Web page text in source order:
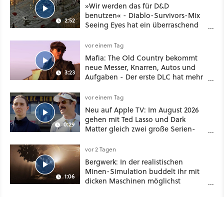
2:52
»Wir werden das für D&D
benutzen« - Diablo-Survivors-Mix
Seeing Eyes hat ein überraschend
3:23
vor einem Tag
Mafia: The Old Country bekommt
neue Messer, Knarren, Autos und
Aufgaben - Der erste DLC hat mehr
0:29
vor einem Tag
Neu auf Apple TV: Im August 2026
gehen mit Ted Lasso und Dark
Matter gleich zwei große Serien-
1:06
vor 2 Tagen
Bergwerk: In der realistischen
Minen-Simulation buddelt ihr mit
dicken Maschinen möglichst